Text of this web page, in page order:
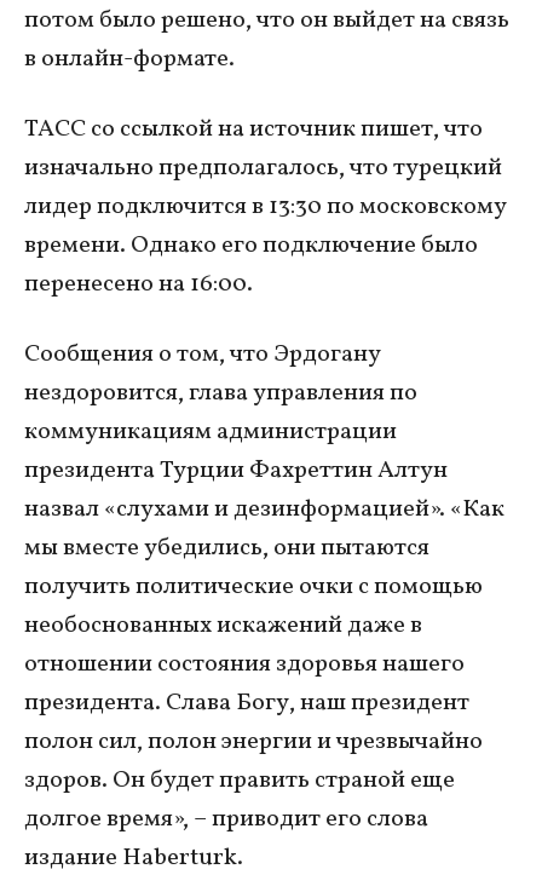
потом было решено, что он выйдет на связь
в онлайн-формате.
ТАСС со ссылкой на источник пишет, что
изначально предполагалось, что турецкий
лидер подключится в 13:30 по московскому
времени. Однако его подключение было
перенесено на 16:00.
Сообщения о том, что Эрдогану
нездоровится, глава управления по
коммуникациям администрации
президента Турции Фахреттин Алтун
назвал «слухами и дезинформацией». «Как
мы вместе убедились, они пытаются
получить политические очки с помощью
необоснованных искажений даже в
отношении состояния здоровья нашего
президента. Слава Богу, наш президент
полон сил, полон энергии и чрезвычайно
здоров. Он будет править страной еще
долгое время», – приводит его слова
издание Haberturk.